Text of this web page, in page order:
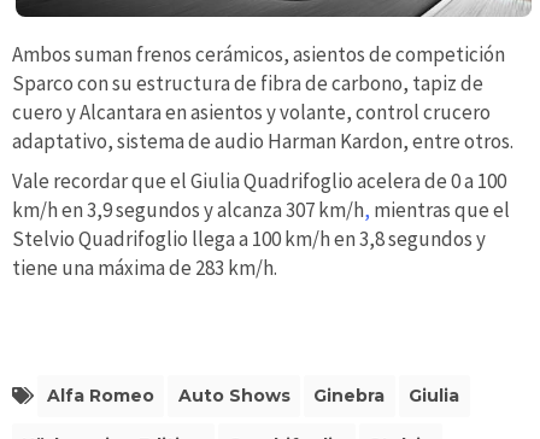
Ambos suman frenos cerámicos, asientos de competición
Sparco con su estructura de fibra de carbono, tapiz de
cuero y Alcantara en asientos y volante, control crucero
adaptativo, sistema de audio Harman Kardon, entre otros.
Vale recordar que el Giulia Quadrifoglio acelera de 0 a 100
km/h en 3,9 segundos y alcanza 307 km/h, mientras que el
Stelvio Quadrifoglio llega a 100 km/h en 3,8 segundos y
tiene una máxima de 283 km/h.
Alfa Romeo Auto Shows Ginebra Giulia